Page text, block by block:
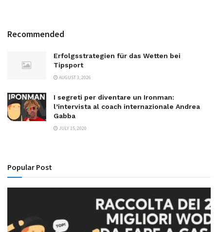
Recommended
Erfolgsstrategien für das Wetten bei
Tipsport
AUGUST 3, 2026
I segreti per diventare un Ironman:
l’intervista al coach internazionale Andrea
Gabba
JULY 15, 2020
Popular Post